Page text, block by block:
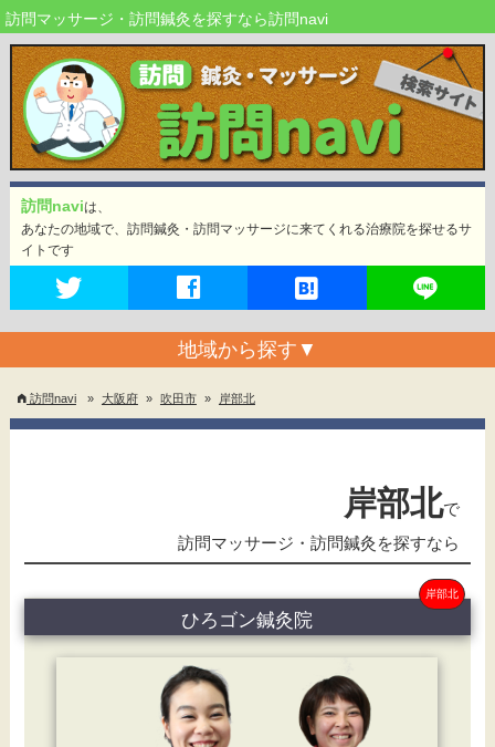
訪問マッサージ・訪問鍼灸を探すなら訪問navi
訪問naviは、
あなたの地域で、訪問鍼灸・訪問マッサージに来てくれる治療院を探せるサ
イトです
地域から探す ▼
訪問navi » 大阪府 » 吹田市 » 岸部北
岸部北で
訪問マッサージ・訪問鍼灸を探すなら
岸部北
ひろゴン鍼灸院